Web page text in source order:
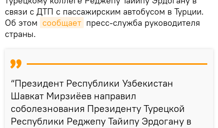
связи с ДТП с пассажирским автобусом в Турции.
Об этом сообщает пресс-служба руководителя
страны.
“Президент Республики Узбекистан
Шавкат Мирзиёев направил
соболезнования Президенту Турецкой
Республики Реджепу Тайипу Эрдогану в